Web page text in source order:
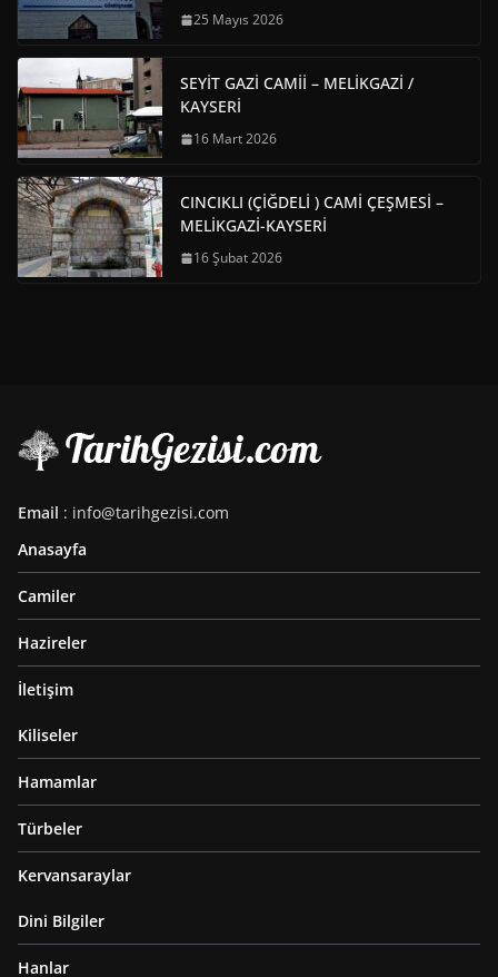
25 Mayıs 2026
SEYİT GAZİ CAMİİ – MELİKGAZİ /
KAYSERİ
16 Mart 2026
CINCIKLI (ÇİĞDELİ ) CAMİ ÇEŞMESİ –
MELİKGAZİ-KAYSERİ
16 Şubat 2026
Email : info@tarihgezisi.com
Anasayfa
Camiler
Hazireler
İletişim
Kiliseler
Hamamlar
Türbeler
Kervansaraylar
Dini Bilgiler
Hanlar